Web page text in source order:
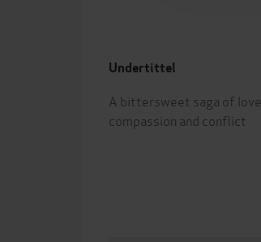
Undertittel
A bittersweet saga of love,
compassion and conflict